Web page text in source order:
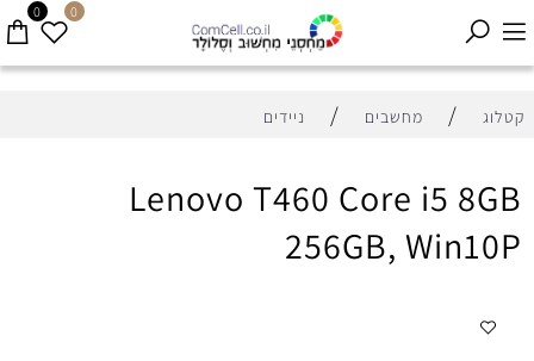
0 0
קטלוג / מחשבים / ניידים
Lenovo T460 Core i5 8GB
256GB, Win10P